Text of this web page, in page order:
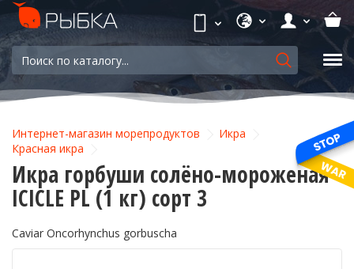
Интернет-магазин морепродуктов
Икра
Красная икра
Икра горбуши солёно-мороженая
ICICLE PL (1 кг) сорт 3
Caviar Oncorhynchus gorbuscha